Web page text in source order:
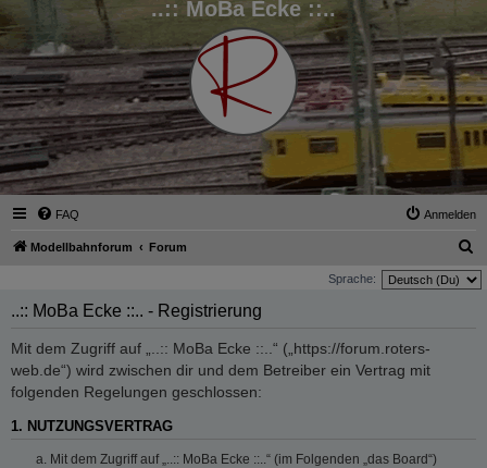
..:: MoBa Ecke ::..
FAQ Anmelden
Modellbahnforum Forum
u
Sprache:
..:: MoBa Ecke ::.. - Registrierung
Mit dem Zugriff auf „..:: MoBa Ecke ::..“ („https://forum.roters-
web.de“) wird zwischen dir und dem Betreiber ein Vertrag mit
folgenden Regelungen geschlossen:
1. NUTZUNGSVERTRAG
Mit dem Zugriff auf „..:: MoBa Ecke ::..“ (im Folgenden „das Board“)